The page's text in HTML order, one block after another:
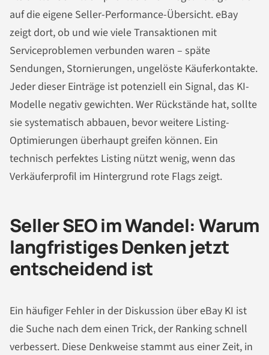
auf die eigene Seller-Performance-Übersicht. eBay
zeigt dort, ob und wie viele Transaktionen mit
Serviceproblemen verbunden waren – späte
Sendungen, Stornierungen, ungelöste Käuferkontakte.
Jeder dieser Einträge ist potenziell ein Signal, das KI-
Modelle negativ gewichten. Wer Rückstände hat, sollte
sie systematisch abbauen, bevor weitere Listing-
Optimierungen überhaupt greifen können. Ein
technisch perfektes Listing nützt wenig, wenn das
Verkäuferprofil im Hintergrund rote Flags zeigt.
Seller SEO im Wandel: Warum
langfristiges Denken jetzt
entscheidend ist
Ein häufiger Fehler in der Diskussion über eBay KI ist
die Suche nach dem einen Trick, der Ranking schnell
verbessert. Diese Denkweise stammt aus einer Zeit, in